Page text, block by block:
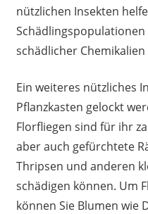
nützlichen Insekten
Schädlingspopulationen
schädlicher
Ein weiteres nützliches
Pflanzkasten gelockt
Florfliegen sind für ihr
aber auch gefürchtete
Thripsen und anderen
schädigen können. Um
können Sie Blumen wie